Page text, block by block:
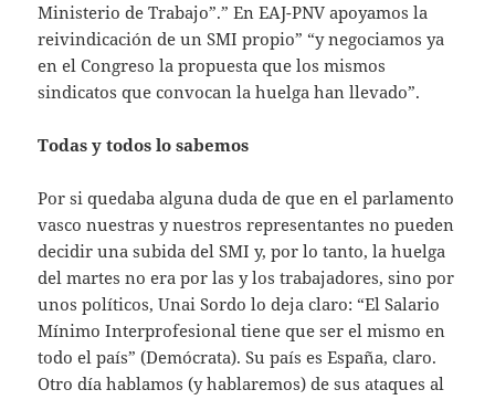
Ministerio de Trabajo”.” En EAJ-PNV apoyamos la
reivindicación de un SMI propio” “y negociamos ya
en el Congreso la propuesta que los mismos
sindicatos que convocan la huelga han llevado”.
Todas y todos lo sabemos
Por si quedaba alguna duda de que en el parlamento
vasco nuestras y nuestros representantes no pueden
decidir una subida del SMI y, por lo tanto, la huelga
del martes no era por las y los trabajadores, sino por
unos políticos, Unai Sordo lo deja claro: “El Salario
Mínimo Interprofesional tiene que ser el mismo en
todo el país” (Demócrata). Su país es España, claro.
Otro día hablamos (y hablaremos) de sus ataques al